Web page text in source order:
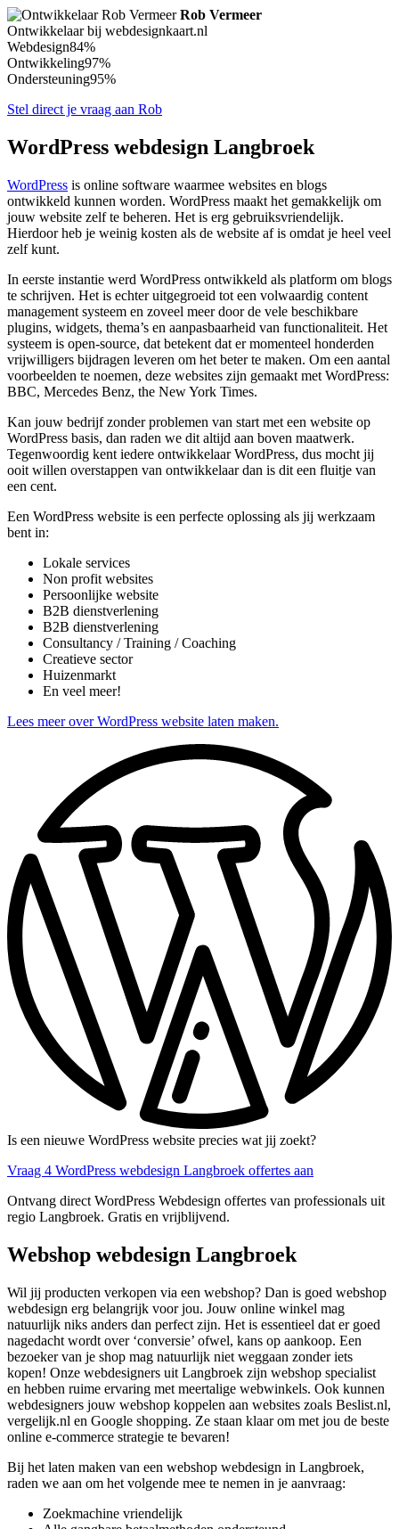
Rob Vermeer
Ontwikkelaar bij webdesignkaart.nl
Webdesign84%
Ontwikkeling97%
Ondersteuning95%
Stel direct je vraag aan Rob
WordPress webdesign Langbroek
WordPress is online software waarmee websites en blogs
ontwikkeld kunnen worden. WordPress maakt het gemakkelijk om
jouw website zelf te beheren. Het is erg gebruiksvriendelijk.
Hierdoor heb je weinig kosten als de website af is omdat je heel veel
zelf kunt.
In eerste instantie werd WordPress ontwikkeld als platform om blogs
te schrijven. Het is echter uitgegroeid tot een volwaardig content
management systeem en zoveel meer door de vele beschikbare
plugins, widgets, thema’s en aanpasbaarheid van functionaliteit. Het
systeem is open-source, dat betekent dat er momenteel honderden
vrijwilligers bijdragen leveren om het beter te maken. Om een aantal
voorbeelden te noemen, deze websites zijn gemaakt met WordPress:
BBC, Mercedes Benz, the New York Times.
Kan jouw bedrijf zonder problemen van start met een website op
WordPress basis, dan raden we dit altijd aan boven maatwerk.
Tegenwoordig kent iedere ontwikkelaar WordPress, dus mocht jij
ooit willen overstappen van ontwikkelaar dan is dit een fluitje van
een cent.
Een WordPress website is een perfecte oplossing als jij werkzaam
bent in:
Lokale services
Non profit websites
Persoonlijke website
B2B dienstverlening
B2B dienstverlening
Consultancy / Training / Coaching
Creatieve sector
Huizenmarkt
En veel meer!
Lees meer over WordPress website laten maken.
Is een nieuwe WordPress website precies wat jij zoekt?
Vraag 4 WordPress webdesign Langbroek offertes aan
Ontvang direct WordPress Webdesign offertes van professionals uit
regio Langbroek. Gratis en vrijblijvend.
Webshop webdesign Langbroek
Wil jij producten verkopen via een webshop? Dan is goed webshop
webdesign erg belangrijk voor jou. Jouw online winkel mag
natuurlijk niks anders dan perfect zijn. Het is essentieel dat er goed
nagedacht wordt over ‘conversie’ ofwel, kans op aankoop. Een
bezoeker van je shop mag natuurlijk niet weggaan zonder iets
kopen! Onze webdesigners uit Langbroek zijn webshop specialist
en hebben ruime ervaring met meertalige webwinkels. Ook kunnen
webdesigners jouw webshop koppelen aan websites zoals Beslist.nl,
vergelijk.nl en Google shopping. Ze staan klaar om met jou de beste
online e-commerce strategie te bevaren!
Bij het laten maken van een webshop webdesign in Langbroek,
raden we aan om het volgende mee te nemen in je aanvraag:
Zoekmachine vriendelijk